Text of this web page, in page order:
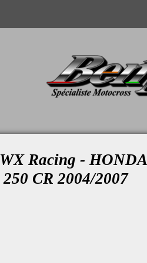
Racing - HONDA
CR 2004/2007